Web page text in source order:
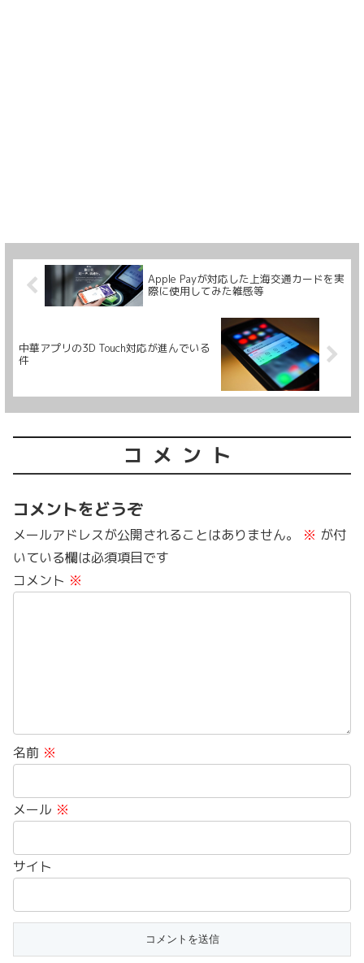
Apple Payが対応した上海交通カードを実
際に使用してみた雑感等
中華アプリの3D Touch対応が進んでいる
件
コメント
コメントをどうぞ
メールアドレスが公開されることはありません。 ※ が付
いている欄は必須項目です
コメント ※
名前 ※
メール ※
サイト